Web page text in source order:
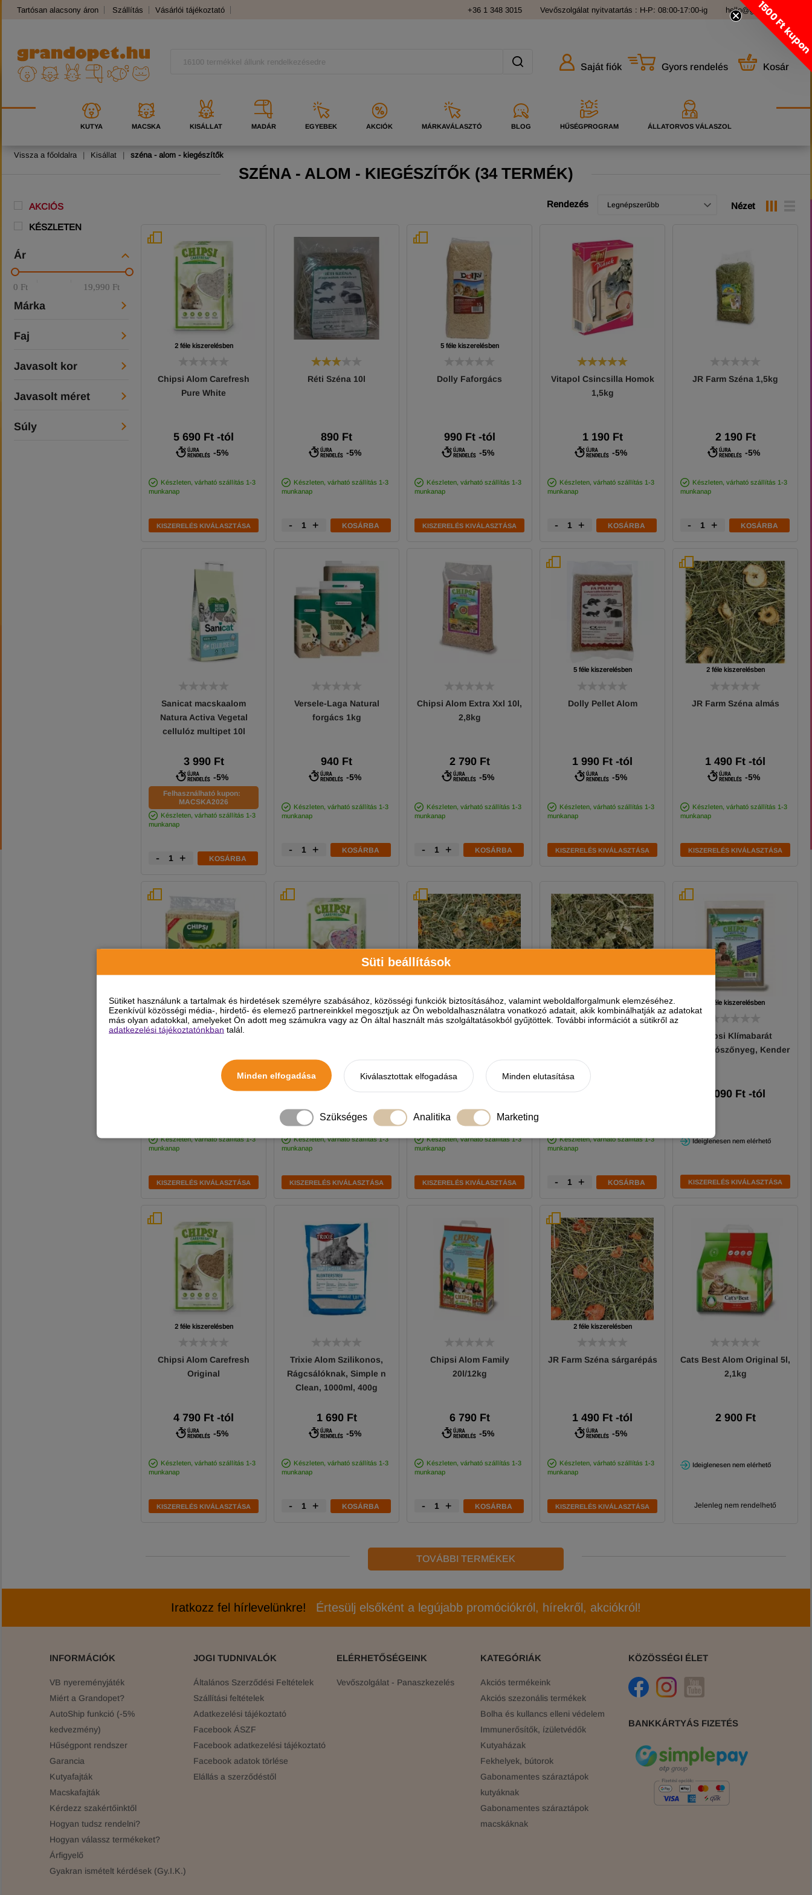
Süti beállítások
Sütiket használunk a tartalmak és hirdetések személyre szabásához, közösségi funkciók biztosításához, valamint weboldalforgalmunk elemzéséhez.
Ezenkívül közösségi média-, hirdető- és elemező partnereinkkel megosztjuk az Ön weboldalhasználatra vonatkozó adatait, akik kombinálhatják az adatokat
más olyan adatokkal, amelyeket Ön adott meg számukra vagy az Ön által használt más szolgáltatásokból gyűjtöttek. További információt a sütikről az
adatkezelési tájékoztatónkban talál.
Minden elfogadása Kiválasztottak elfogadása Minden elutasítása
Szükséges Analitika Marketing
Tartósan alacsony áron Szállítás Vásárlói tájékoztató +36 1 348 3015 Vevőszolgálat nyitvatartás : H-P: 08:00-17:00-ig hello@grandopet.hu
Saját fiók Gyors rendelés Kosár
KUTYA MACSKA KISÁLLAT MADÁR EGYEBEK AKCIÓK MÁRKAVÁLASZTÓ BLOG HŰSÉGPROGRAM ÁLLATORVOS VÁLASZOL
Vissza a főoldalra | Kisállat | széna - alom - kiegészítők
SZÉNA - ALOM - KIEGÉSZÍTŐK (34 TERMÉK)
AKCIÓS
KÉSZLETEN
Ár
0 Ft 19,990 Ft
Márka
Faj
Javasolt kor
Javasolt méret
Súly
Rendezés Legnépszerűbb Nézet
2 féle kiszerelésben
Chipsi Alom Carefresh
Pure White
5 690 Ft -tól
-5%
Készleten, várható szállítás 1-3
munkanap
KISZERELÉS KIVÁLASZTÁSA
Réti Széna 10l
890 Ft
-5%
Készleten, várható szállítás 1-3
munkanap
- + KOSÁRBA
5 féle kiszerelésben
Dolly Faforgács
990 Ft-tól
-5%
Készleten, várható szállítás 1-3
munkanap
KISZERELÉS KIVÁLASZTÁSA
Vitapol Csincsilla Homok
1,5kg
1 190 Ft
-5%
Készleten, várható szállítás 1-3
munkanap
- + KOSÁRBA
JR Farm Széna 1,5kg
2 190 Ft
-5%
Készleten, várható szállítás 1-3
munkanap
- + KOSÁRBA
Sanicat macskaalom
Natura Activa Vegetal
cellulóz multipet 10l
3 990 Ft
-5%
Felhasználható kupon:
MACSKA2026
Készleten, várható szállítás 1-3
munkanap
- + KOSÁRBA
Versele-Laga Natural
forgács 1kg
940 Ft
-5%
Készleten, várható szállítás 1-3
munkanap
- + KOSÁRBA
Chipsi Alom Extra Xxl 10l,
2,8kg
2 790 Ft
-5%
Készleten, várható szállítás 1-3
munkanap
- + KOSÁRBA
5 féle kiszerelésben
Dolly Pellet Alom
1 990 Ft -tól
-5%
Készleten, várható szállítás 1-3
munkanap
KISZERELÉS KIVÁLASZTÁSA
2 féle kiszerelésben
JR Farm Széna almás
1 490 Ft -tól
-5%
Készleten, várható szállítás 1-3
munkanap
KISZERELÉS KIVÁLASZTÁSA
2 féle kiszerelésben
Chipsi Forgács Classic
-tól
Készleten, várható szállítás 1-3
munkanap
KISZERELÉS KIVÁLASZTÁSA
2 féle kiszerelésben
5 690 -tól
Készleten, várható szállítás 1-3
munkanap
KISZERELÉS KIVÁLASZTÁSA
2 féle kiszerelésben
1 490 -tól
Készleten, várható szállítás 1-3
munkanap
KISZERELÉS KIVÁLASZTÁSA
1 490 Ft
Készleten, várható szállítás 1-3
munkanap
- + KOSÁRBA
2 féle kiszerelésben
Chipsi Klímabarát
Rágcsálószőnyeg, Kender
2 090 Ft -tól
Ideiglenesen nem elérhető
KISZERELÉS KIVÁLASZTÁSA
2 féle kiszerelésben
Chipsi Alom Carefresh
Original
4 790 Ft -tól
-5%
Készleten, várható szállítás 1-3
munkanap
KISZERELÉS KIVÁLASZTÁSA
Trixie Alom Szilikonos,
Rágcsálóknak, Simple n
Clean, 1000ml, 400g
1 690 Ft
-5%
Készleten, várható szállítás 1-3
munkanap
- + KOSÁRBA
Chipsi Alom Family
20l/12kg
6 790 Ft
-5%
Készleten, várható szállítás 1-3
munkanap
- + KOSÁRBA
2 féle kiszerelésben
JR Farm Széna sárgarépás
1 490 Ft -tól
-5%
Készleten, várható szállítás 1-3
munkanap
KISZERELÉS KIVÁLASZTÁSA
Cats Best Alom Original 5l,
2,1kg
2 900 Ft
Ideiglenesen nem elérhető
Jelenleg nem rendelhető
TOVÁBBI TERMÉKEK
Iratkozz fel hírlevelünkre! Értesülj elsőként a legújabb promóciókról, hírekről, akciókról!
INFORMÁCIÓK
VB nyereményjáték
Miért a Grandopet?
AutoShip funkció (-5%
kedvezmény)
Hűségpont rendszer
Garancia
Kutyafajták
Macskafajták
Kérdezz szakértőinktől
Hogyan tudsz rendelni?
Hogyan válassz termékeket?
Árfigyelő
Gyakran ismételt kérdések (Gy.I.K.)
JOGI TUDNIVALÓK
Általános Szerződési Feltételek
Szállítási feltételek
Adatkezelési tájékoztató
Facebook ÁSZF
Facebook adatkezelési tájékoztató
Facebook adatok törlése
Elállás a szerződéstől
ELÉRHETŐSÉGEINK
Vevőszolgálat - Panaszkezelés
KATEGÓRIÁK
Akciós termékeink
Akciós szezonális termékek
Bolha és kullancs elleni védelem
Immunerősítők, ízületvédők
Kutyaházak
Fekhelyek, bútorok
Gabonamentes száraztápok
kutyáknak
Gabonamentes száraztápok
macskáknak
KÖZÖSSÉGI ÉLET
BANKKÁRTYÁS FIZETÉS
1500 Ft